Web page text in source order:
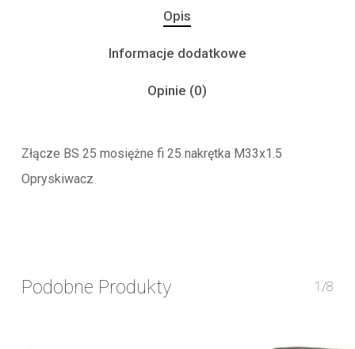
Opis
Informacje dodatkowe
Opinie (0)
Złącze BS 25 mosiężne fi 25 nakrętka M33x1.5
Opryskiwacz
Podobne Produkty 1/8